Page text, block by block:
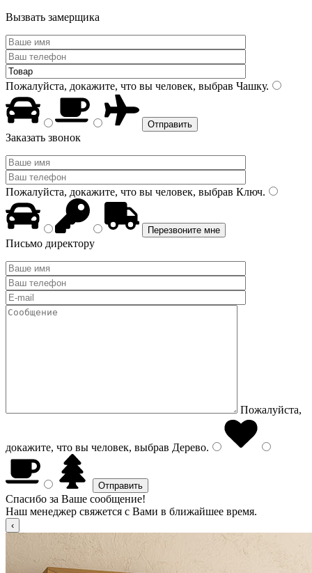
Вызвать замерщика
Пожалуйста, докажите, что вы человек, выбрав Чашку.
Заказать звонок
Пожалуйста, докажите, что вы человек, выбрав Ключ.
Письмо директору
Пожалуйста,
докажите, что вы человек, выбрав Дерево.
Спасибо за Ваше сообщение!
Наш менеджер свяжется с Вами в ближайшее время.